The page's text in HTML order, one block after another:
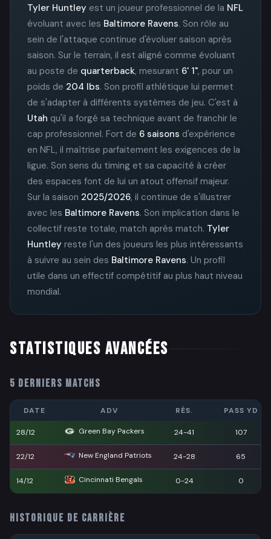
Tyler Huntley est un joueur professionnel de la NFL
évoluant avec les Baltimore Ravens. Son rôle au
sein de l'attaque continue d'évoluer saison après
saison. Sur le terrain, il est aligné comme évoluant
au poste de quarterback, mesurant 6' 1", pour un
poids de 204 lbs. Son profil athlétique lui permet
de s'adapter à différents systèmes de jeu. C'est à
Utah qu'il a forgé sa technique avant de franchir le
cap professionnel. Fort de 6 saisons d'expérience
en NFL, il maîtrise parfaitement les exigences de la
ligue. Son sens du timing et sa capacité à créer
des espaces font de lui un atout offensif majeur.
Sur la saison 2025/2026, il continue de s'illustrer
avec les Baltimore Ravens. Son implication dans le
collectif reste totale, match après match. Tyler
Huntley reste l'un des joueurs les plus intéressants
à suivre au sein des Baltimore Ravens. Un profil
utile dans un effectif compétitif au plus haut niveau
mondial.
STATISTIQUES AVANCÉES
5 DERNIERS MATCHS
DATE ADV RÉS. PASS YD
28/12 Green Bay Packers 24-41 107
22/12 New England Patriots 24-28 65
14/12 Cincinnati Bengals 0-24 0
HISTORIQUE DE CARRIÈRE